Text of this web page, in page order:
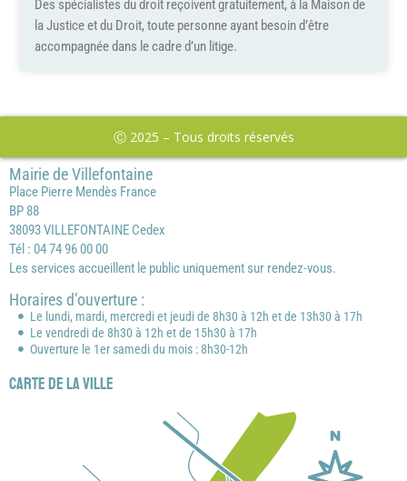
Des spécialistes du droit reçoivent gratuitement, à la Maison de
la Justice et du Droit, toute personne ayant besoin d’être
accompagnée dans le cadre d’un litige.
Ⓒ 2025 – Tous droits réservés
Mairie de Villefontaine
Place Pierre Mendès France
BP 88
38093 VILLEFONTAINE Cedex
Tél : 04 74 96 00 00
Les services accueillent le public uniquement sur rendez-vous.
Horaires d’ouverture :
Le lundi, mardi, mercredi et jeudi de 8h30 à 12h et de 13h30 à 17h
Le vendredi de 8h30 à 12h et de 15h30 à 17h
Ouverture le 1er samedi du mois : 8h30-12h
Carte de la ville